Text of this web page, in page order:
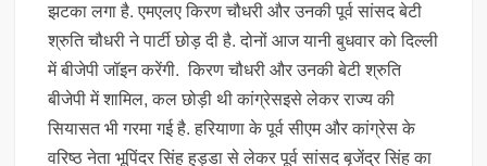
झटका लगा है. एमएलए किरण चौधरी और उनकी पूर्व सांसद बेटी
श्रुति चौधरी ने पार्टी छोड़ दी है. दोनों आज यानी बुधवार को दिल्ली
में बीजेपी जॉइन करेंगी. किरण चौधरी और उनकी बेटी श्रुति
बीजेपी में शामिल, कल छोड़ी थी कांग्रेसइसे लेकर राज्य की
सियासत भी गरमा गई है. हरियाणा के पूर्व सीएम और कांग्रेस के
वरिष्ठ नेता भूपिंदर सिंह हुड्डा से लेकर पूर्व सांसद बृजेंद्र सिंह का